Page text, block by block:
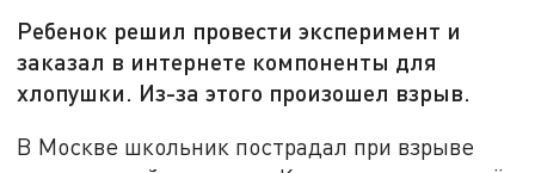
Ребенок решил провести эксперимент и
заказал в интернете компоненты для
хлопушки. Из-за этого произошел взрыв.
В Москве школьник пострадал при взрыве